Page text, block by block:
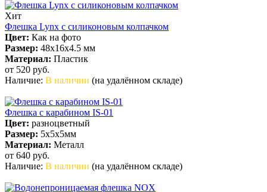
Хит
Флешка Lynx с силиконовым колпачком
Цвет: Как на фото
Размер: 48х16х4.5 мм
Материал: Пластик
от 520 руб.
Наличие: В наличии (на удалённом складе)
Флешка с карабином IS-01
Цвет: разноцветный
Размер: 5х5х5мм
Материал: Металл
от 640 руб.
Наличие: В наличии (на удалённом складе)